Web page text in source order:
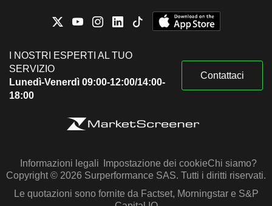
I NOSTRI ESPERTI AL TUO
SERVIZIO
Lunedì-Venerdì 09:00-12:00/14:00-
18:00
Contattaci
Informazioni legali Impostazione dei cookieChi siamo?
Copyright © 2026 Surperformance SAS. Tutti i diritti riservati.
Le quotazioni sono fornite da Factset, Morningstar e S&P